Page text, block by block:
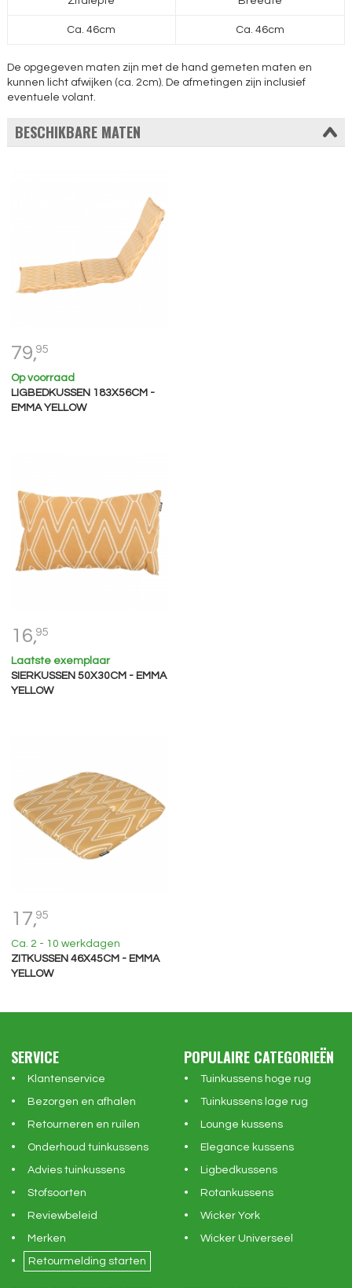
Ca. 46cm Ca. 46cm
De opgegeven maten zijn met de hand gemeten maten en
kunnen licht afwijken (ca. 2cm). De afmetingen zijn inclusief
eventuele volant.
BESCHIKBARE MATEN
79,95
Op voorraad
LIGBEDKUSSEN 183X56CM -
EMMA YELLOW
16,95
Laatste exemplaar
SIERKUSSEN 50X30CM - EMMA
YELLOW
17,95
Ca. 2 - 10 werkdagen
ZITKUSSEN 46X45CM - EMMA
YELLOW
SERVICE
Klantenservice
Bezorgen en afhalen
Retourneren en ruilen
Onderhoud tuinkussens
Advies tuinkussens
Stofsoorten
Reviewbeleid
Merken
Retourmelding starten
POPULAIRE CATEGORIEËN
Tuinkussens hoge rug
Tuinkussens lage rug
Lounge kussens
Elegance kussens
Ligbedkussens
Rotankussens
Wicker York
Wicker Universeel